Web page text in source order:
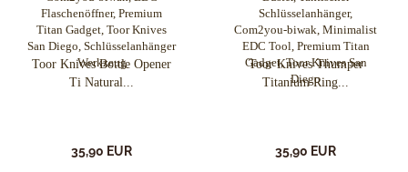
Toor Knives Bottle Opener
Ti Natural...
35,90 EUR
Toor Knives Thumper
Titanium Ring...
35,90 EUR